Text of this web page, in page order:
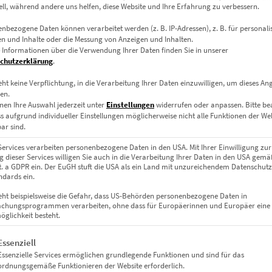
Lichtstreif. Ein Taxi rauscht die kurvige Strecke hinab
Lichtkulisse – und dann: ein gelber Schweif, der
das den Betrachter gleichzeitig beruhigt und aktiviert.
& edel
während andere uns helfen, diese Website und Ihre Erfahrung zu verbessern.
Daten können verarbeitet werden (z. B. IP-Adressen), z. B. für
und Inhalte oder die Messung von Anzeigen und Inhalten.
Informationen über die Verwendung Ihrer Daten finden Sie in unserer
.
keine Verpflichtung, in die Verarbeitung Ihrer Daten einzuwilligen, um dieses
Ihre Auswahl jederzeit unter Einstellungenwiderrufen oder anpassen. Bitte
aufgrund individueller Einstellungen möglicherweise nicht alle Funktionen der
sind.
verarbeiten personenbezogene Daten in den USA. Mit Ihrer Einwilligung zur
dieser Services willigen Sie auch in die Verarbeitung Ihrer Daten in den USA
a GDPR ein. Der EuGH stuft die USA als ein Land mit unzureichendem
ein.
beispielsweise die Gefahr, dass US-Behörden personenbezogene Daten in
verarbeiten, ohne dass für Europäerinnen und Europäer eine
besteht.
eine Liste der Service-Gruppen, für die eine Einwilligung
Services ermöglichen grundlegende Funktionen und sind für das
Funktionieren der Website erforderlich.